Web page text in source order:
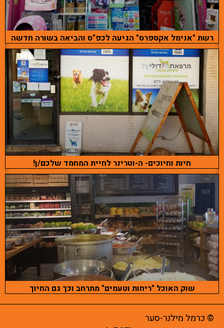
רשת "אנימל אקספרס" הגיעה לכפ"ס והביאה בשורה חדשה
חיות וחיוכים- ה-וטרינר לחיית המחמד שלכם/ן!
שוק האוכל "ריחות וטעמים" מתרחב וכך גם החיוך
© כרמל מילנר-סער